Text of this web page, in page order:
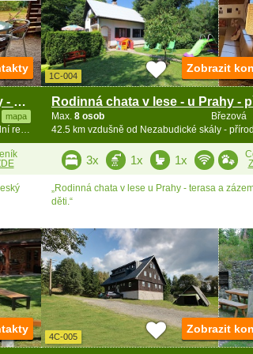
Chata u Berounky - Střední Čechy - Karlštejn
mapa
26.9 km vzdušně od Nezabudické skály - přírodní rezervace
1C-004
Březová
Max. 8 osob
Zobrazit
3x 1x 1x
„Rodinná chata v lese u Prahy - terasa a
děti.“
4C-005
Zobrazit